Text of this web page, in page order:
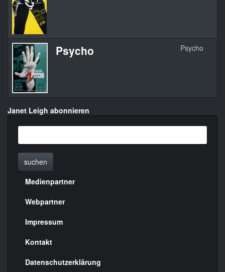
Psycho Psycho
Janet Leigh abonnieren
suchen
Menülinks
rechte
Seite
Medienpartner
Webpartner
Impressum
Kontakt
Datenschutzerklärung